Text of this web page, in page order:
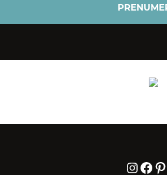
Instagram Facebook Pinterest